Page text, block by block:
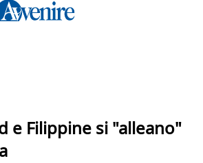
e Filippine si "alleano"